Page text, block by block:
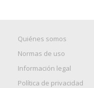
Quiénes somos
Normas de uso
Información legal
Política de privacidad